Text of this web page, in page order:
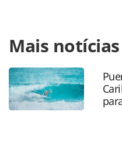
https://
dos-eua-pedem-para-nao-
imigrantes_156536.html
página. Todo o conteúdo
Editora é protegido pela
autoral. Não reproduza o
Mais notícias